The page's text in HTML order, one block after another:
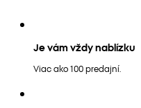
Je vám vždy nablízku
Viac ako 100 predajní.